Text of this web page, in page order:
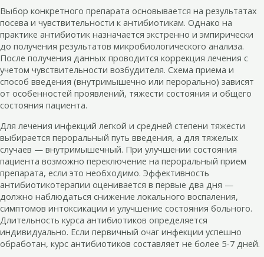
Выбор конкретного препарата основывается на результатах
посева и чувствительности к антибиотикам. Однако на
практике антибиотик назначается экстренно и эмпирически
до получения результатов микробиологического анализа.
После получения данных проводится коррекция лечения с
учетом чувствительности возбудителя. Схема приема и
способ введения (внутримышечно или перорально) зависят
от особенностей проявлений, тяжести состояния и общего
состояния пациента.
Для лечения инфекций легкой и средней степени тяжести
выбирается пероральный путь введения, а для тяжелых
случаев — внутримышечный. При улучшении состояния
пациента возможно переключение на пероральный прием
препарата, если это необходимо. Эффективность
антибиотикотерапии оценивается в первые два дня —
должно наблюдаться снижение локального воспаления,
симптомов интоксикации и улучшение состояния больного.
Длительность курса антибиотиков определяется
индивидуально. Если первичный очаг инфекции успешно
обработан, курс антибиотиков составляет не более 5-7 дней.